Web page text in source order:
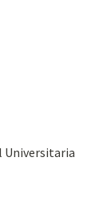
Universitaria